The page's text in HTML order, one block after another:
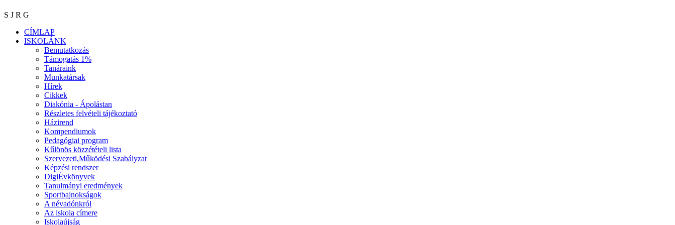
S J R G
CÍMLAP
ISKOLÁNK
Bemutatkozás
Támogatás 1%
Tanáraink
Munkatársak
Hírek
Cikkek
Diakónia - Ápolástan
Részletes felvételi tájékoztató
Házirend
Kompendiumok
Pedagógiai program
Kűlönös közzétételi lista
Szervezeti,Működési Szabályzat
Képzési rendszer
DigiÉvkönyvek
Tanulmányi eredmények
Sportbajnokságok
A névadónkról
Az iskola címere
Iskolaújság